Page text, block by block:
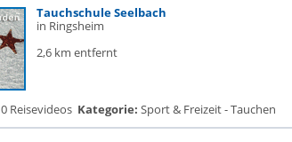
Tauchschule Seelbach
in Ringsheim
2,6 km entfernt
0 Reisevideos Kategorie: Sport & Freizeit - Tauchen